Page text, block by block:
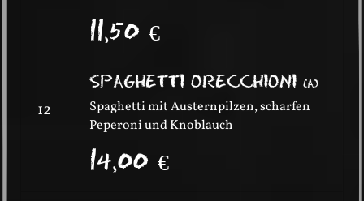
11,50€
12
SPAGHETTI ORECCHIONI(A)
Spaghetti mit Austernpilzen, scharfen
Peperoni und Knoblauch
14,00€